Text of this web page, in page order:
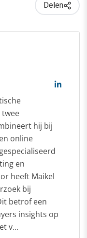
Delen
twee
hij bij
online
en
heeft Maikel
bij
betrof een
insights op
v...